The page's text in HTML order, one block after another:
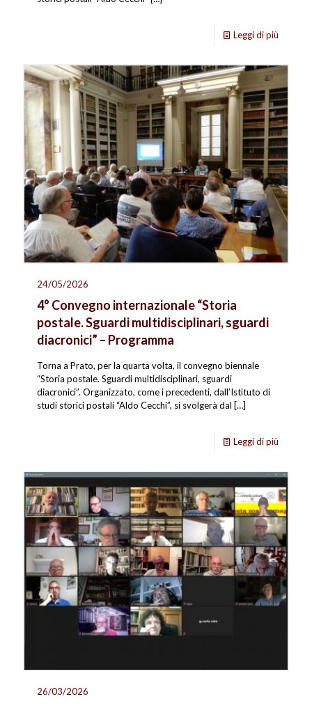
Leggi di più
24/05/2026
4° Convegno internazionale “Storia
postale. Sguardi multidisciplinari, sguardi
diacronici” – Programma
Torna a Prato, per la quarta volta, il convegno biennale
“Storia postale. Sguardi multidisciplinari, sguardi
diacronici”. Organizzato, come i precedenti, dall’Istituto di
studi storici postali “Aldo Cecchi”, si svolgerà dal […]
Leggi di più
26/03/2026